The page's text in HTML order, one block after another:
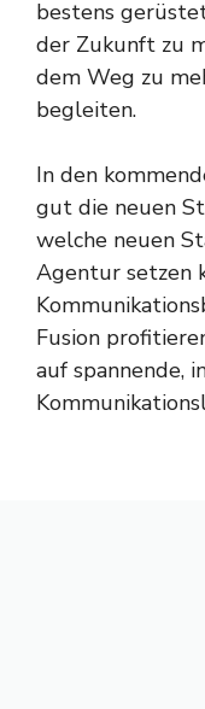
bestens
der Zukunft zu
dem Weg zu
begleiten.
In den
gut die neuen
welche neuen
Agentur setzen
Fusion
auf spannende,